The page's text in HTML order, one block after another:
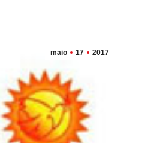
maio 17 2017